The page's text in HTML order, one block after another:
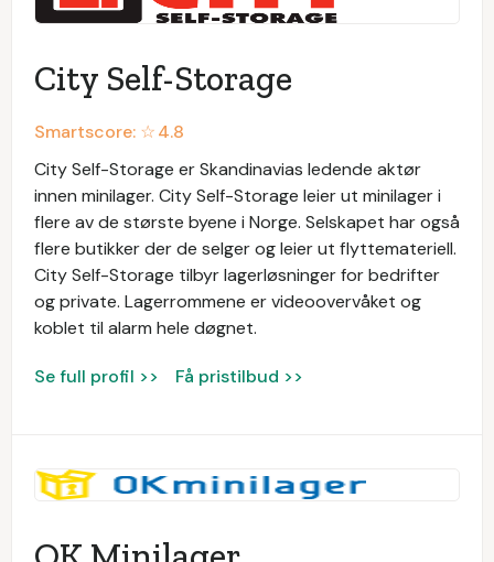
City Self-Storage
Smartscore: ☆4.8
City Self-Storage er Skandinavias ledende aktør
innen minilager. City Self-Storage leier ut minilager i
flere av de største byene i Norge. Selskapet har også
flere butikker der de selger og leier ut flyttemateriell.
City Self-Storage tilbyr lagerløsninger for bedrifter
og private. Lagerrommene er videoovervåket og
koblet til alarm hele døgnet.
Se full profil >> Få pristilbud >>